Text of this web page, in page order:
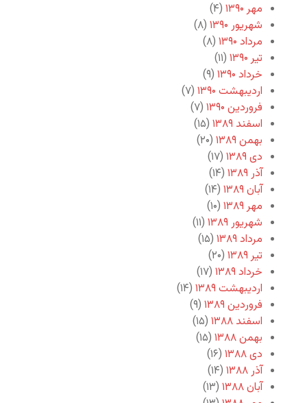
مهر ۱۳۹۰
(۴)
شهریور ۱۳۹۰
(۸)
مرداد ۱۳۹۰
(۸)
تیر ۱۳۹۰
(۱۱)
خرداد ۱۳۹۰
(۹)
اردیبهشت ۱۳۹۰
(۷)
فروردین ۱۳۹۰
(۷)
اسفند ۱۳۸۹
(۱۵)
بهمن ۱۳۸۹
(۲۰)
دی ۱۳۸۹
(۱۷)
آذر ۱۳۸۹
(۱۴)
آبان ۱۳۸۹
(۱۴)
مهر ۱۳۸۹
(۱۰)
شهریور ۱۳۸۹
(۱۱)
مرداد ۱۳۸۹
(۱۵)
تیر ۱۳۸۹
(۲۰)
خرداد ۱۳۸۹
(۱۷)
اردیبهشت ۱۳۸۹
(۱۴)
فروردین ۱۳۸۹
(۹)
اسفند ۱۳۸۸
(۱۵)
بهمن ۱۳۸۸
(۱۵)
دی ۱۳۸۸
(۱۶)
آذر ۱۳۸۸
(۱۴)
آبان ۱۳۸۸
(۱۳)